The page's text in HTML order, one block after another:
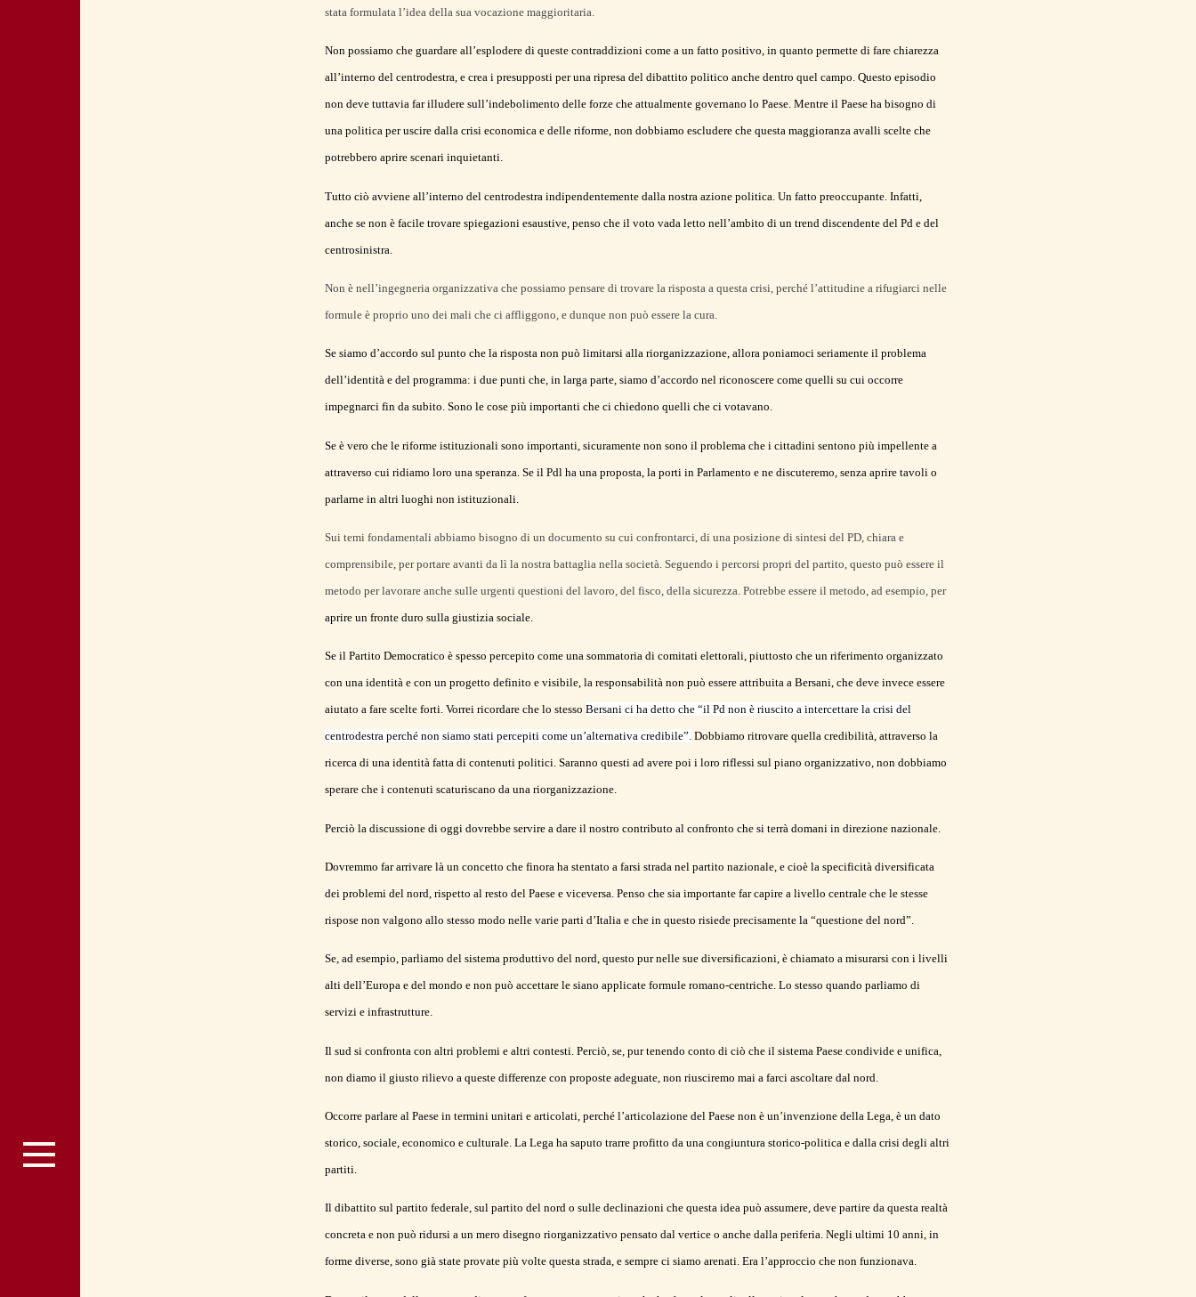
stata formulata l’idea della sua vocazione maggioritaria.
Non possiamo che guardare all’esplodere di queste contraddizioni come a un fatto positivo, in quanto permette di fare chiarezza
all’interno del centrodestra, e crea i presupposti per una ripresa del dibattito politico anche dentro quel campo. Questo episodio
non deve tuttavia far illudere sull’indebolimento delle forze che attualmente governano lo Paese. Mentre il Paese ha bisogno di
una politica per uscire dalla crisi economica e delle riforme, non dobbiamo escludere che questa maggioranza avalli scelte che
potrebbero aprire scenari inquietanti.
Tutto ciò avviene all’interno del centrodestra indipendentemente dalla nostra azione politica. Un fatto preoccupante. Infatti,
anche se non è facile trovare spiegazioni esaustive, penso che il voto vada letto nell’ambito di un trend discendente del Pd e del
centrosinistra.
Non è nell’ingegneria organizzativa che possiamo pensare di trovare la risposta a questa crisi, perché l’attitudine a rifugiarci nelle
formule è proprio uno dei mali che ci affliggono, e dunque non può essere la cura.
Se siamo d’accordo sul punto che la risposta non può limitarsi alla riorganizzazione, allora poniamoci seriamente il problema
dell’identità e del programma: i due punti che, in larga parte, siamo d’accordo nel riconoscere come quelli su cui occorre
impegnarci fin da subito. Sono le cose più importanti che ci chiedono quelli che ci votavano.
Se è vero che le riforme istituzionali sono importanti, sicuramente non sono il problema che i cittadini sentono più impellente a
attraverso cui ridiamo loro una speranza. Se il Pdl ha una proposta, la porti in Parlamento e ne discuteremo, senza aprire tavoli o
parlarne in altri luoghi non istituzionali.
Sui temi fondamentali abbiamo bisogno di un documento su cui confrontarci, di una posizione di sintesi del PD, chiara e
comprensibile, per portare avanti da lì la nostra battaglia nella società. Seguendo i percorsi propri del partito, questo può essere il
metodo per lavorare anche sulle urgenti questioni del lavoro, del fisco, della sicurezza. Potrebbe essere il metodo, ad esempio, per
aprire un fronte duro sulla giustizia sociale.
Se il Partito Democratico è spesso percepito come una sommatoria di comitati elettorali, piuttosto che un riferimento organizzato
con una identità e con un progetto definito e visibile, la responsabilità non può essere attribuita a Bersani, che deve invece essere
aiutato a fare scelte forti. Vorrei ricordare che lo stesso Bersani ci ha detto che “il Pd non è riuscito a intercettare la crisi del
centrodestra perché non siamo stati percepiti come un’alternativa credibile”.Dobbiamo ritrovare quella credibilità, attraverso la
ricerca di una identità fatta di contenuti politici. Saranno questi ad avere poi i loro riflessi sul piano organizzativo, non dobbiamo
sperare che i contenuti scaturiscano da una riorganizzazione.
Perciò la discussione di oggi dovrebbe servire a dare il nostro contributo al confronto che si terrà domani in direzione nazionale.
Dovremmo far arrivare là un concetto che finora ha stentato a farsi strada nel partito nazionale, e cioè la specificità diversificata
dei problemi del nord, rispetto al resto del Paese e viceversa. Penso che sia importante far capire a livello centrale che le stesse
rispose non valgono allo stesso modo nelle varie parti d’Italia e che in questo risiede precisamente la “questione del nord”.
Se, ad esempio, parliamo del sistema produttivo del nord, questo pur nelle sue diversificazioni, è chiamato a misurarsi con i livelli
alti dell’Europa e del mondo e non può accettare le siano applicate formule romano-centriche. Lo stesso quando parliamo di
servizi e infrastrutture.
Il sud si confronta con altri problemi e altri contesti. Perciò, se, pur tenendo conto di ciò che il sistema Paese condivide e unifica,
non diamo il giusto rilievo a queste differenze con proposte adeguate, non riusciremo mai a farci ascoltare dal nord.
Occorre parlare al Paese in termini unitari e articolati, perché l’articolazione del Paese non è un’invenzione della Lega, è un dato
storico, sociale, economico e culturale. La Lega ha saputo trarre profitto da una congiuntura storico-politica e dalla crisi degli altri
partiti.
Il dibattito sul partito federale, sul partito del nord o sulle declinazioni che questa idea può assumere, deve partire da questa realtà
concreta e non può ridursi a un mero disegno riorganizzativo pensato dal vertice o anche dalla periferia. Negli ultimi 10 anni, in
forme diverse, sono già state provate più volte questa strada, e sempre ci siamo arenati. Era l’approccio che non funzionava.